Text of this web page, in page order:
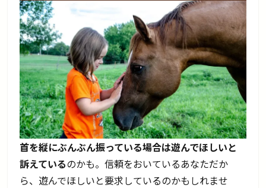
首を縦にぶんぶん振っている場合は遊んでほしいと
訴えているのかも。信頼をおいているあなただか
ら、遊んでほしいと要求しているのかもしれませ